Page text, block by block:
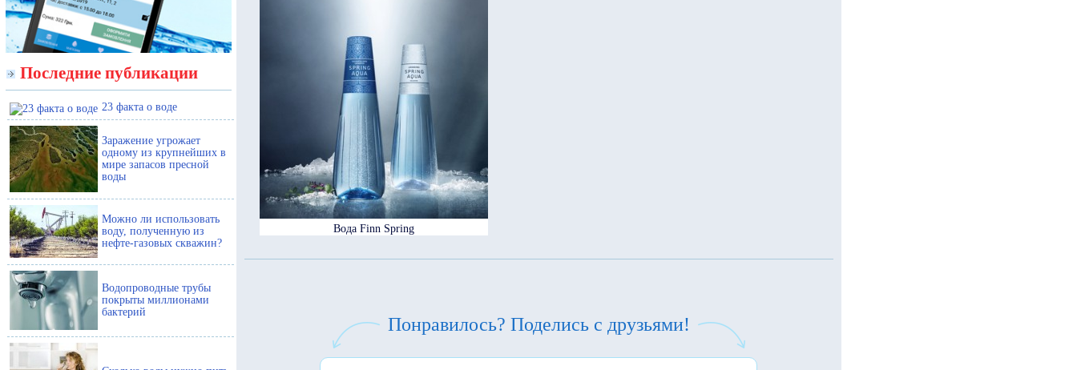
Последние публикации
23 факта о воде
Заражение угрожает
одному из крупнейших в
мире запасов пресной
воды
Можно ли использовать
воду, полученную из
нефте-газовых скважин?
Водопроводные трубы
покрыты миллионами
бактерий
Вода Finn Spring
Понравилось? Поделись с друзьями!